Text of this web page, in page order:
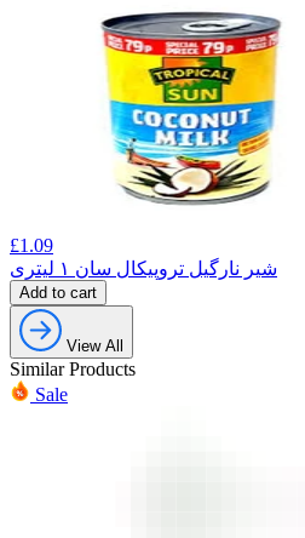
£1.09
شیر نارگیل تروپیکال سان ۱ لیتری
Add to cart
View All
Similar Products
Sale